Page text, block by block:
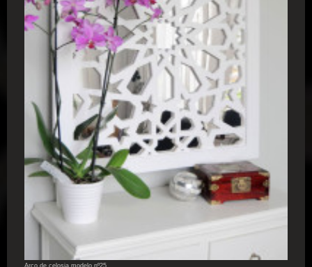
Arco de celosia modelo nº25